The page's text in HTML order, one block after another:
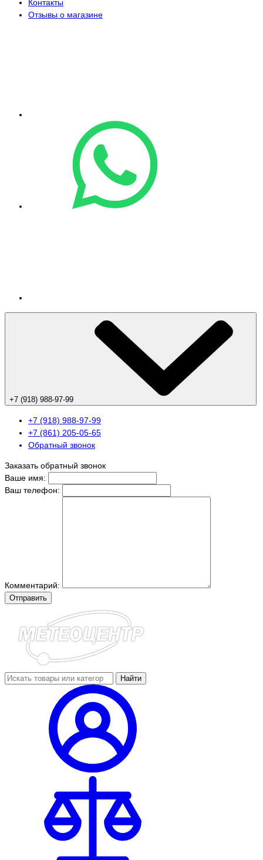
Контакты
Отзывы о магазине
+7 (918) 988-97-99
+7 (918) 988-97-99
+7 (861) 205-05-65
Обратный звонок
Заказать обратный звонок
Ваше имя:
Ваш телефон:
Комментарий:
Отправить
Найти